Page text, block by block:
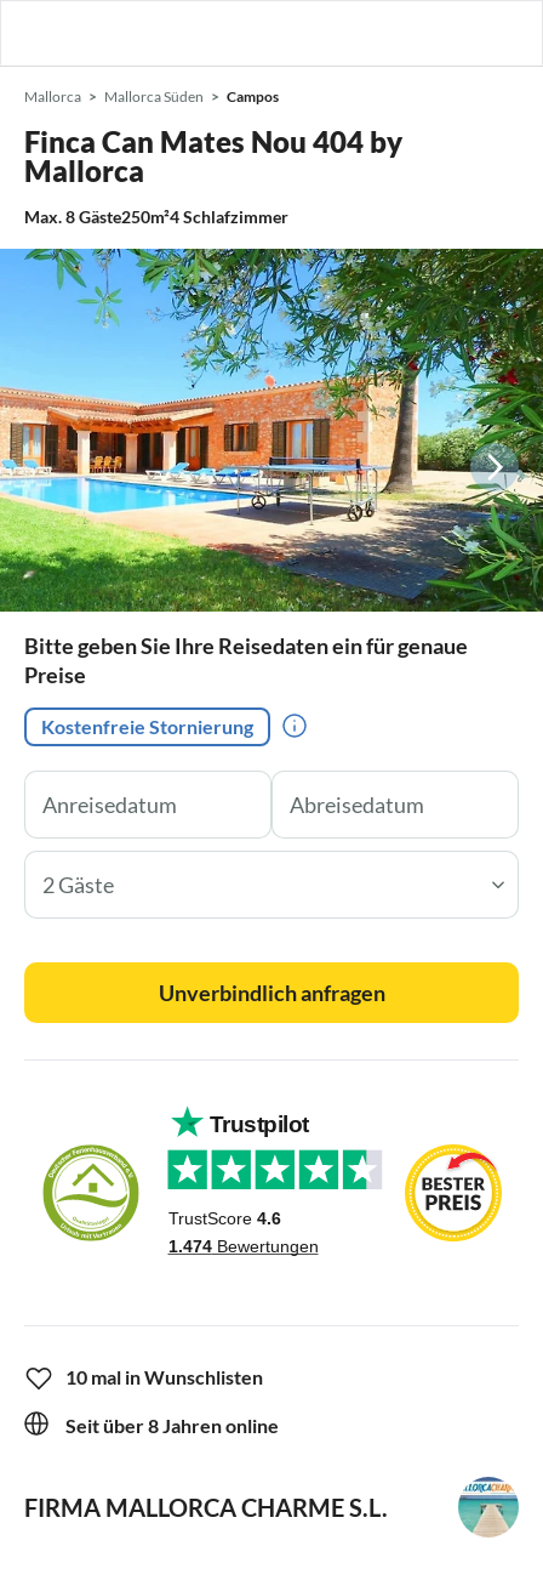
Mallorca Mallorca Süden Campos
Finca Can Mates Nou 404 by
Mallorca
Max.8Gäste250m²4Schlafzimmer
Bitte geben Sie Ihre Reisedaten ein für genaue
Preise
Kostenfreie Stornierung
2 Gäste
Unverbindlich anfragen
10 mal in Wunschlisten
Seit über 8 Jahren online
FIRMA MALLORCA CHARME S.L.